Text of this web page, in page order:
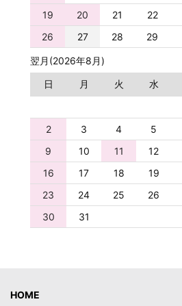
19
20 21 22
26
27 28 29
翌月(2026年8月)
日
月 火 水
2
3 4 5
9
10 11 12
16
17 18 19
23
24 25 26
30
31
HOME